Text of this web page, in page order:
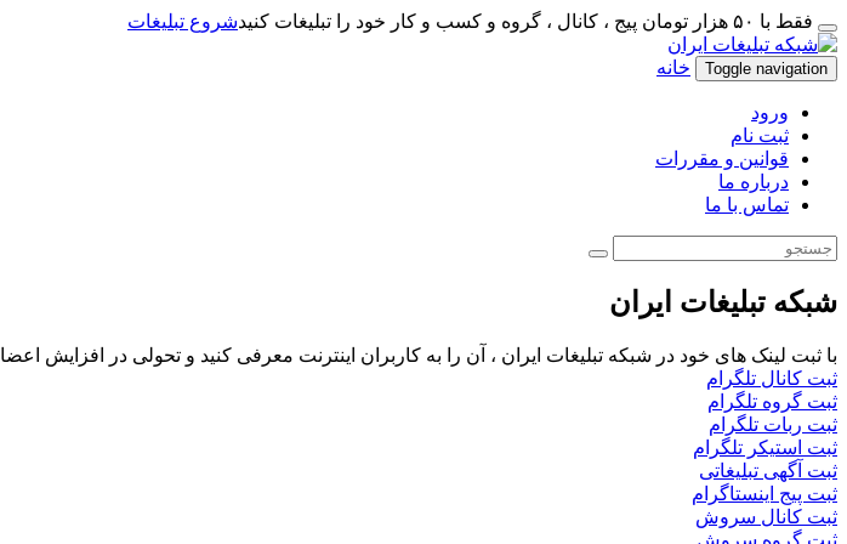
فقط با ۵۰ هزار تومان پیج ، کانال ، گروه و کسب و کار خود را تبلیغات کنید شروع تبلیغات
Toggle navigation خانه
ورود
ثبت نام
قوانین و مقررات
درباره ما
تماس با ما
شبکه تبلیغات ایران
با ثبت لینک های خود در شبکه تبلیغات ایران ، آن را به کاربران اینترنت معرفی کنید و تحولی در افزایش
ثبت کانال تلگرام
ثبت گروه تلگرام
ثبت ربات تلگرام
ثبت استیکر تلگرام
ثبت آگهی تبلیغاتی
ثبت پیج اینستاگرام
ثبت کانال سروش
ثبت گروه سروش